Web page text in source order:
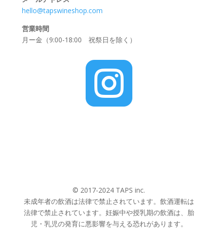
hello@tapswineshop.com
営業時間
月ー金（9:00-18:00 祝祭日を除く）

© 2017-2024 TAPS inc.
未成年者の飲酒は法律で禁止されています。飲酒運転は
法律で禁止されています。妊娠中や授乳期の飲酒は、胎
児・乳児の発育に悪影響を与える恐れがあります。